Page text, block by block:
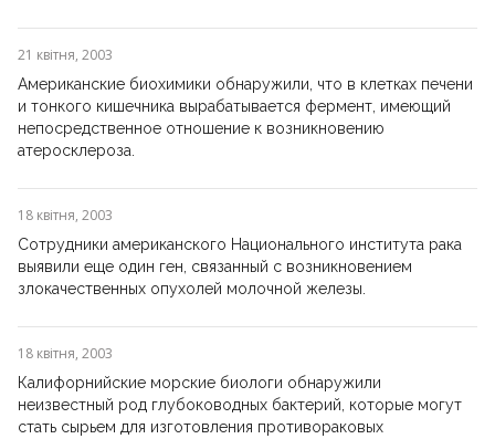
21 квітня, 2003
Американские биохимики обнаружили, что в клетках печени
и тонкого кишечника вырабатывается фермент, имеющий
непосредственное отношение к возникновению
атеросклероза.
18 квітня, 2003
Сотрудники американского Национального института рака
выявили еще один ген, связанный с возникновением
злокачественных опухолей молочной железы.
18 квітня, 2003
Калифорнийские морские биологи обнаружили
неизвестный род глубоководных бактерий, которые могут
стать сырьем для изготовления противораковых